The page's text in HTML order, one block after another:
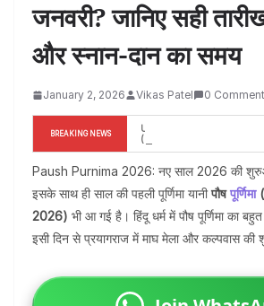
जनवरी? जानिए सही
और स्नान-दान का समय
January 2, 2026 Vikas Patel 0
BREAKING NEWS
UP Board Exam 2026:
का रंग! 10वीं-12वीं छात्र जान लें ये 4
Paush Purnima 2026: नए साल 2026 की
इसके साथ ही साल की पहली पूर्णिमा यानीपौषपूर्णिमा
2026) भी आ गई है। हिंदू धर्म में पौष पूर्णिमा का
इसी दिन से प्रयागराज में माघ मेला और कल्पवास की